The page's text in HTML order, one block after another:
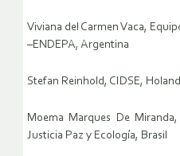
Viviana del Carmen Vaca,
–ENDEPA, Argentina
Stefan Reinhold, CIDSE,
Moema Marques De
Justicia Paz y Ecología, Brasil